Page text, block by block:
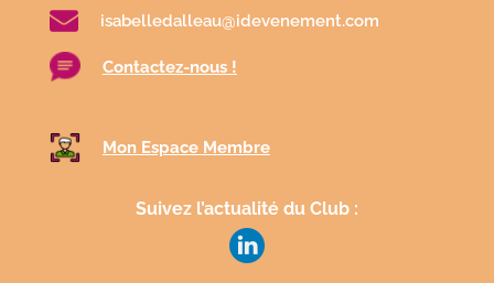
isabelledalleau@idevenement.com
Contactez-nous !
Mon Espace Membre
Suivez l’actualité du Club :